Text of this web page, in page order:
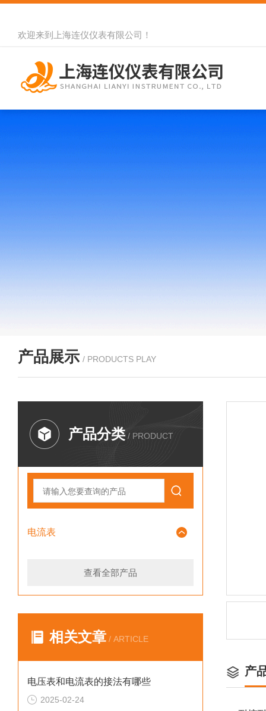
欢迎来到 上海连仪仪表有限公司 ！
产品展示 / PRODUCTS PLAY
产品分类 / PRODUCT
电流表
查看全部产品
相关文章 / ARTICLE
电压表和电流表的接法有哪些
2025-02-24
产